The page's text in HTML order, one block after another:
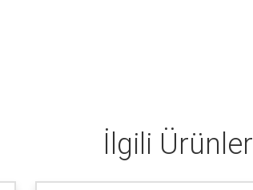
İlgili Ürünler